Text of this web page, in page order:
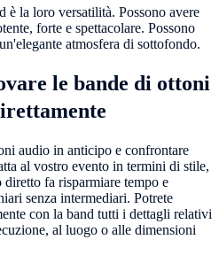
è la loro versatilità. Possono avere
forte e spettacolare. Possono
atmosfera di sottofondo.
le bande di ottoni
audio in anticipo e confrontare
al vostro evento in termini di stile,
fa risparmiare tempo e
senza intermediari. Potrete
con la band tutti i dettagli relativi
al luogo o alle dimensioni